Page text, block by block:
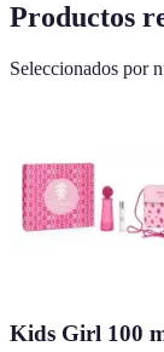
Productos
Seleccionados por
Kids Girl 100